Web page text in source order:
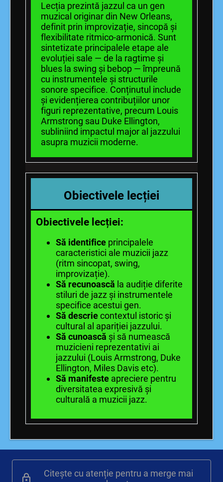
Lecția prezintă jazzul ca un gen
muzical originar din New Orleans,
definit prin improvizație, sincopă și
flexibilitate ritmico-armonică. Sunt
sintetizate principalele etape ale
evoluției sale — de la ragtime și
blues la swing și bebop — împreună
cu instrumentele și structurile
sonore specifice. Conținutul include
și evidențierea contribuțiilor unor
figuri reprezentative, precum Louis
Armstrong sau Duke Ellington,
subliniind impactul major al jazzului
asupra muzicii moderne.
Obiectivele lecției
Obiectivele lecției:
Să identifice principalele
caracteristici ale muzicii jazz
(ritm sincopat, swing,
improvizație).
Să recunoască la audiție diferite
stiluri de jazz și instrumentele
specifice acestui gen.
Să descriecontextul istoric și
cultural al apariției jazzului.
Să cunoască și să numească
muzicieni reprezentativi ai
jazzului (Louis Armstrong, Duke
Ellington, Miles Davis etc).
Să manifeste apreciere pentru
diversitatea expresivă și
culturală a muzicii jazz.
Citește cu atenție pentru a merge mai